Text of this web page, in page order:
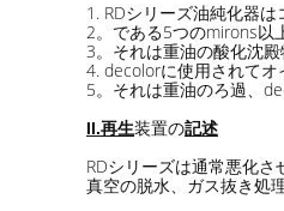
1. RDシリーズ油純化器
2。である5つのmirons以
3。それは重油の酸化沈
4. decolorに使用されてオ
5。それは重油のろ過、
II.再生装置の記述
RDシリーズは通常悪化
真空の脱水、ガス抜き処